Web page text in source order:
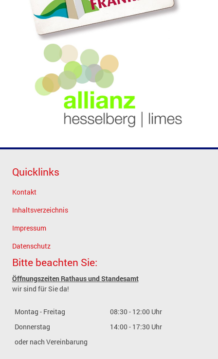
Quicklinks
Kontakt
Inhaltsverzeichnis
Impressum
Datenschutz
Bitte beachten Sie:
Öffnungszeiten Rathaus und Standesamt
wir sind für Sie da!
Montag - Freitag
08:30 - 12:00 Uhr
Donnerstag
14:00 - 17:30 Uhr
oder nach Vereinbarung